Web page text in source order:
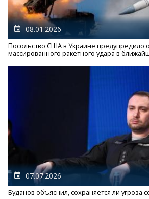
08.01.2026
Посольство США в Украине предупредило
массированного ракетного удара в
07.07.2026
Буданов объяснил, сохраняется ли угроза